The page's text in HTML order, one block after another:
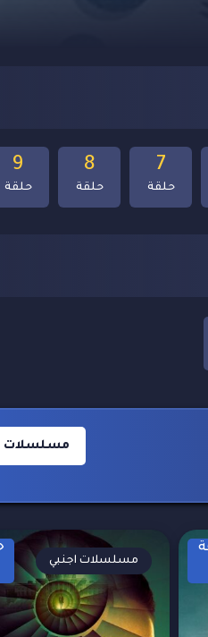
9
حلقة
8
حلقة
7
حلقة
مسلسلات
مسلسلات اجنبي